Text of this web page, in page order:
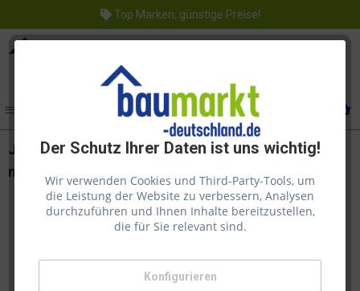
Top Marken, günstige Preise!
Der Schutz Ihrer Daten ist uns wichtig!
Wir verwenden Cookies und Third-Party-Tools, um
die Leistung der Website zu verbessern, Analysen
durchzuführen und Ihnen Inhalte bereitzustellen,
die für Sie relevant sind.
Konfigurieren
Juliana Gewächshaus Compact 8,2 m² Anthrazit | 3
mm Sicherheitsglas